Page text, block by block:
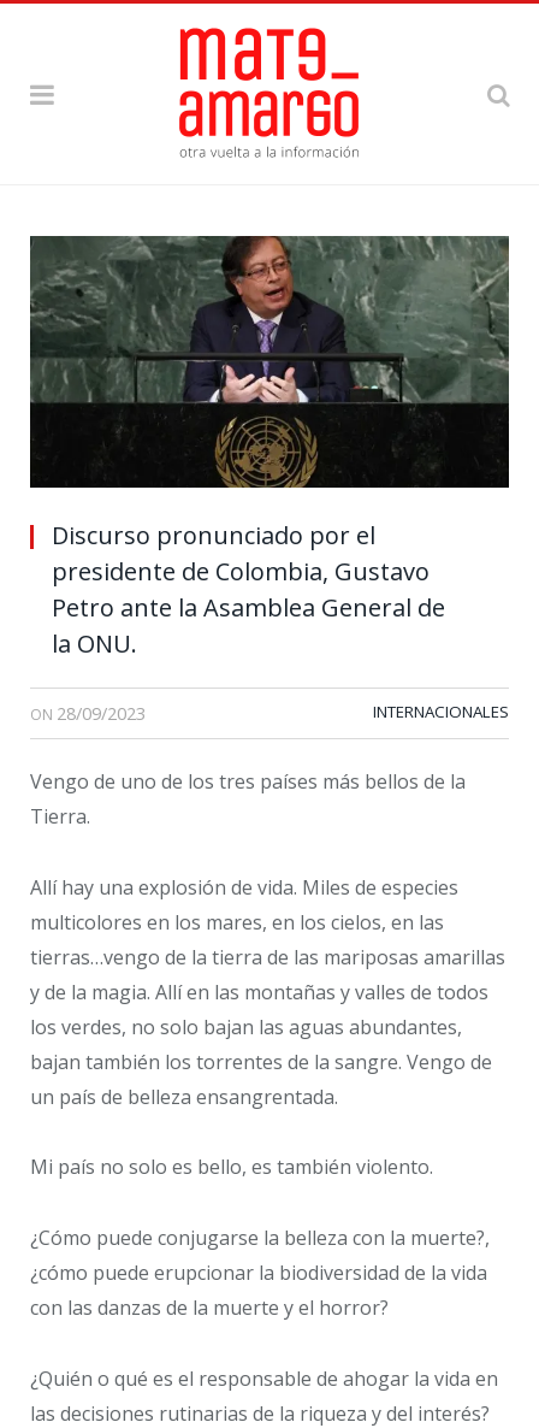
Discurso pronunciado por el
presidente de Colombia, Gustavo
Petro ante la Asamblea General de
la ONU.
ON 28/09/2023 INTERNACIONALES
Vengo de uno de los tres países más bellos de la
Tierra.
Allí hay una explosión de vida. Miles de especies
multicolores en los mares, en los cielos, en las
tierras…vengo de la tierra de las mariposas amarillas
y de la magia. Allí en las montañas y valles de todos
los verdes, no solo bajan las aguas abundantes,
bajan también los torrentes de la sangre. Vengo de
un país de belleza ensangrentada.
Mi país no solo es bello, es también violento.
¿Cómo puede conjugarse la belleza con la muerte?,
¿cómo puede erupcionar la biodiversidad de la vida
con las danzas de la muerte y el horror?
¿Quién o qué es el responsable de ahogar la vida en
las decisiones rutinarias de la riqueza y del interés?